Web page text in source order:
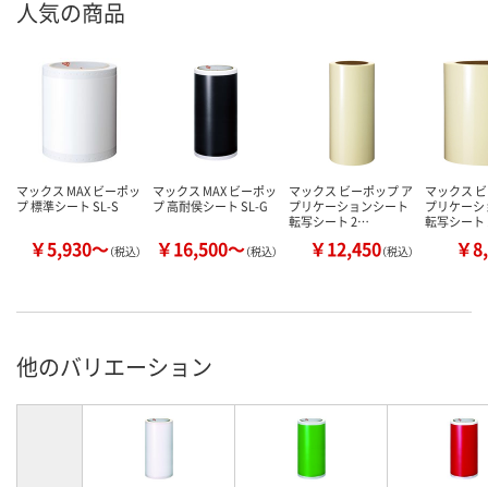
人気の商品
マックス MAX ビーポッ
プ 標準シート SL-S
￥5,930～（税込）
マックス MAX ビーポッ
プ 高耐侯シート SL-G
￥16,500～（税込）
マックス ビーポップ ア
プリケーションシート
転写シート 2…
￥12,450（税込）
マックス
プリケー
転写シー
￥
他のバリエーション